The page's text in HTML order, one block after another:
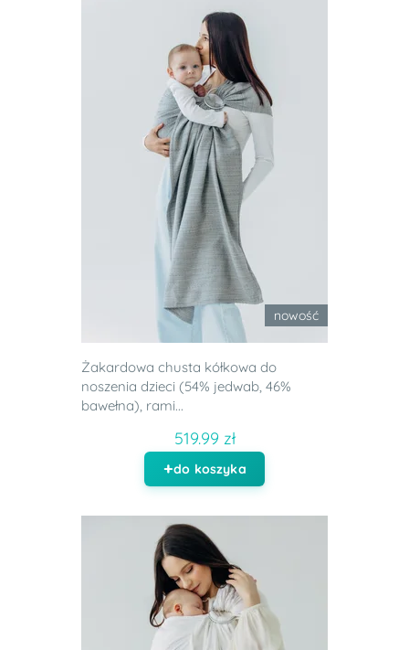
nowość
Żakardowa chusta kółkowa do
noszenia dzieci (54% jedwab, 46%
bawełna), rami...
519.99 zł
do koszyka